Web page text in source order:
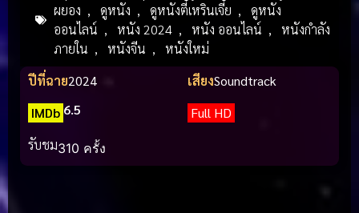
ผยอง , ดูหนัง , ดูหนังตี๋เหรินเจี๋ย ,
ดูหนัง
ออนไลน์ , หนัง 2024 , หนัง ออนไลน์ ,
หนังกำลัง
ภายใน , หนังจีน ,
หนังใหม่
ปีที่ฉาย2024 เสียงSoundtrack
IMDb 6.5
Full HD
รับชม310 ครั้ง